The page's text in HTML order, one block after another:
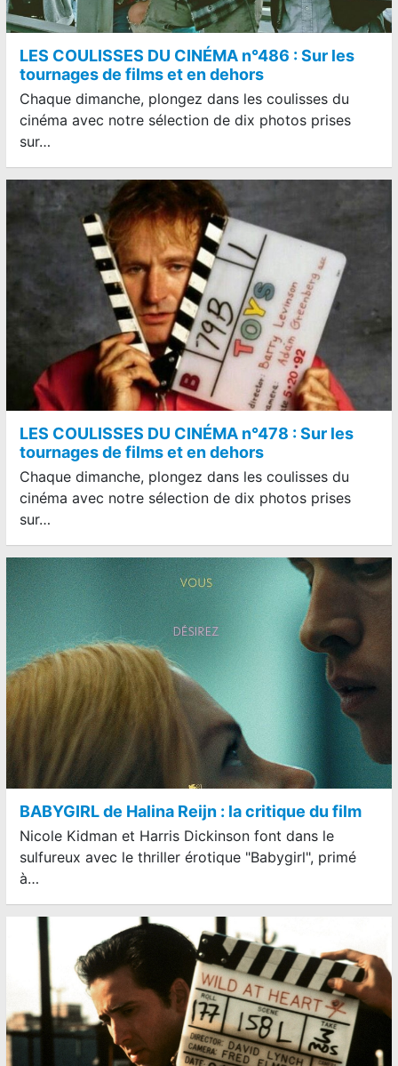
LES COULISSES DU CINÉMA n°486 : Sur les
tournages de films et en dehors
Chaque dimanche, plongez dans les coulisses du
cinéma avec notre sélection de dix photos prises
sur…
LES COULISSES DU CINÉMA n°478 : Sur les
tournages de films et en dehors
Chaque dimanche, plongez dans les coulisses du
cinéma avec notre sélection de dix photos prises
sur…
BABYGIRL de Halina Reijn : la critique du film
Nicole Kidman et Harris Dickinson font dans le
sulfureux avec le thriller érotique "Babygirl", primé
à…